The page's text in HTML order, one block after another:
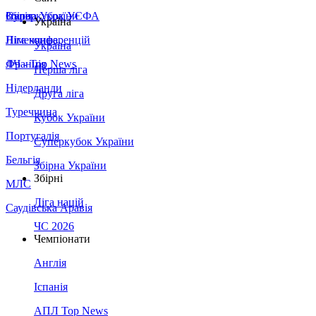
Збірна України
Італія
Німеччина
Франція
Нідерланди
Туреччина
Португалія
Бельгія
МЛС
Саудівська Аравія
Суперкубок УЄФА
Ліга конференцій
ЛЧ - Top News
Україна
Україна
Перша ліга
Друга ліга
Кубок України
Суперкубок України
Збірна України
Збірні
Ліга націй
ЧС 2026
Чемпіонати
Англія
Іспанія
АПЛ Top News